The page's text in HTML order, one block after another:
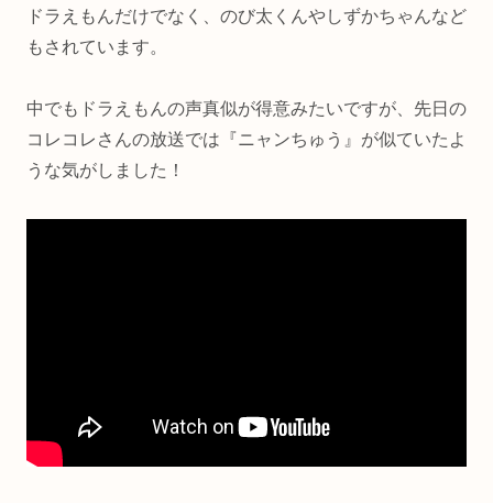
ドラえもんだけでなく、のび太くんやしずかちゃんなど
もされています。
中でもドラえもんの声真似が得意みたいですが、先日の
コレコレさんの放送では『ニャンちゅう』が似ていたよ
うな気がしました！